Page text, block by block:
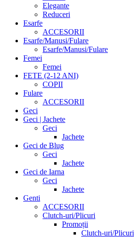
Elegante
Reduceri
Esarfe
ACCESORII
Esarfe/Manusi/Fulare
Esarfe/Manusi/Fulare
Femei
Femei
FETE (2-12 ANI)
COPII
Fulare
ACCESORII
Geci
Geci | Jachete
Geci
Jachete
Geci de Blug
Geci
Jachete
Geci de Iarna
Geci
Jachete
Genti
ACCESORII
Clutch-uri/Plicuri
Promoții
Clutch-uri/Plicuri